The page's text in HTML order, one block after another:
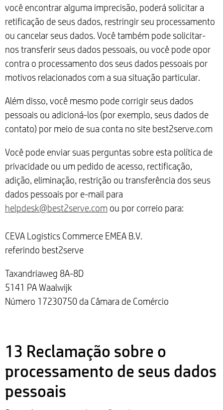
você encontrar alguma imprecisão, poderá solicitar a
retificação de seus dados, restringir seu processamento
ou cancelar seus dados. Você também pode solicitar-
nos transferir seus dados pessoais, ou você pode opor
contra o processamento dos seus dados pessoais por
motivos relacionados com a sua situação particular.
Além disso, você mesmo pode corrigir seus dados
pessoais ou adicioná-los (por exemplo, seus dados de
contato) por meio de sua conta no site best2serve.com
Você pode enviar suas perguntas sobre esta política de
privacidade ou um pedido de acesso, rectificação,
adição, eliminação, restrição ou transferência dos seus
dados pessoais por e-mail para
helpdesk@best2serve.com ou por correio para:
CEVA Logistics Commerce EMEA B.V.
referindo best2serve
Taxandriaweg 8A-8D
5141 PA Waalwijk
Número 17230750 da Câmara de Comércio
13 Reclamação sobre o
processamento de seus dados
pessoais